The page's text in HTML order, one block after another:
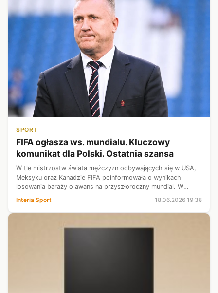
SPORT
FIFA ogłasza ws. mundialu. Kluczowy
komunikat dla Polski. Ostatnia szansa
W tle mistrzostw świata mężczyzn odbywających się w USA,
Meksyku oraz Kanadzie FIFA poinformowała o wynikach
losowania baraży o awans na przyszłoroczny mundial. W
gronie drużyn znalazły się Polki, które zawalczą o pierwszy w
historii światowy czempio...
Interia Sport 18.06.2026 19:38